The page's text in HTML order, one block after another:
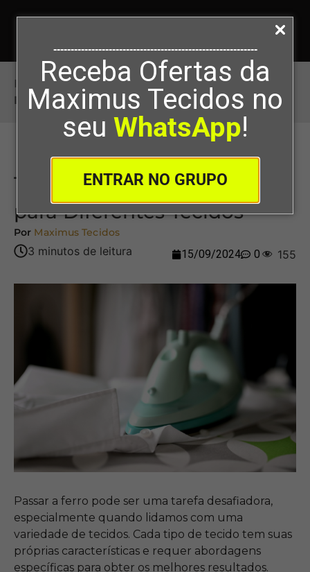
-----------------------------------------------------------
Receba Ofertas da
Maximus Tecidos no
seu WhatsApp!
ENTRAR NO GRUPO
Início>Técnicas de Passar a Ferro para
Diferentes Tecidos
Técnicas de Passar a Ferro
para Diferentes Tecidos
Por Maximus Tecidos
15/09/2024 0 155
Passar a ferro pode ser uma tarefa desafiadora,
especialmente quando lidamos com uma
variedade de tecidos. Cada tipo de tecido tem suas
próprias características e requer abordagens
específicas para obter os melhores resultados.